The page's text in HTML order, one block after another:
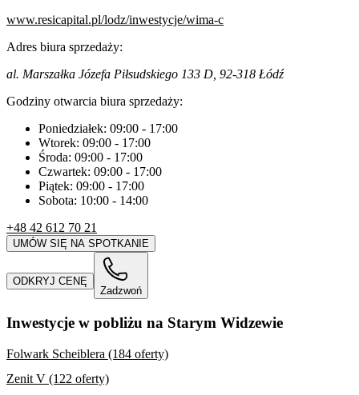
www.resicapital.pl/lodz/inwestycje/wima-c
Adres biura sprzedaży:
al. Marszałka Józefa Piłsudskiego 133 D, 92-318 Łódź
Godziny otwarcia biura sprzedaży:
Poniedziałek: 09:00 - 17:00
Wtorek: 09:00 - 17:00
Środa: 09:00 - 17:00
Czwartek: 09:00 - 17:00
Piątek: 09:00 - 17:00
Sobota: 10:00 - 14:00
+48 42 612 70 21
UMÓW SIĘ NA SPOTKANIE
ODKRYJ CENĘ
Zadzwoń
Inwestycje w pobliżu na Starym Widzewie
Folwark Scheiblera (184 oferty)
Zenit V (122 oferty)